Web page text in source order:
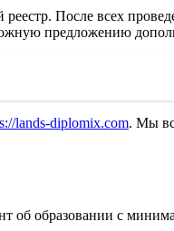
После всех
предложению
lands-diplomix.com. Мы
об образовании с